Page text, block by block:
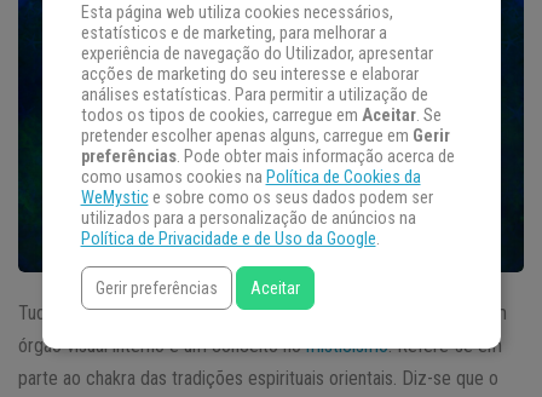
Tudo se resume ao terceiro olho místico. O
é um
órgão visual interno e um conceito nomisticismo. Refere-se em
parte ao chakra das tradições espirituais orientais. Diz-se que o
Esta página web utiliza cookies necessários,
estatísticos e de marketing, para melhorar a
experiência de navegação do Utilizador, apresentar
acções de marketing do seu interesse e elaborar
análises estatísticas. Para permitir a utilização de
todos os tipos de cookies, carregue em Aceitar. Se
pretender escolher apenas alguns, carregue em Gerir
preferências. Pode obter mais informação acerca de
como usamos cookies na Política de Cookies da
WeMystice sobre como os seus dados podem ser
utilizados para a personalização de anúncios na
Política de Privacidade e de Uso da Google.
Gerir preferências Aceitar